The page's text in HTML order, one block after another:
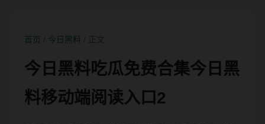
首页 今日黑料
今日黑料吃瓜免费合集今日黑
料移动端阅读入口2